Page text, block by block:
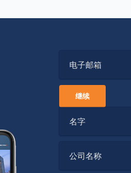
电子邮箱
继续
名字
公司名称